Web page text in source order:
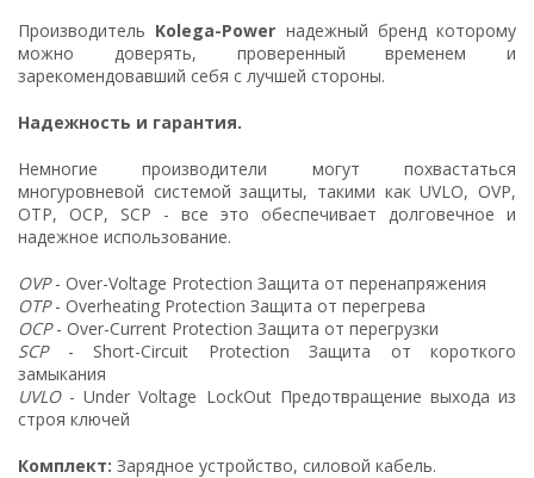
Производитель Kolega-Power надежный бренд которому
можно доверять, проверенный временем и
зарекомендовавший себя с лучшей стороны.
Надежность и гарантия.
Немногие производители могут похвастаться
многуровневой системой защиты, такими как UVLO, OVP,
OTP, OCP, SCP - все это обеспечивает долговечное и
надежное использование.
OVP- Over-Voltage Protection Защита от перенапряжения
OTP- Overheating Protection Защита от перегрева
OCP- Over-Current Protection Защита от перегрузки
SCP- Short-Circuit Protection Защита от короткого
замыкания
UVLO- Under Voltage LockOut Предотвращение выхода из
строя ключей
Комплект: Зарядное устройство, силовой кабель.